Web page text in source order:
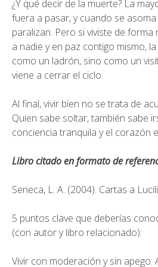
¿Y qué decir de la muerte? La
fuera a pasar, y cuando se
paralizan. Pero si viviste de forma
a nadie y en paz contigo mismo,
como un ladrón, sino como un
viene a cerrar el ciclo.
Al final, vivir bien no se trata de
Quien sabe soltar, también sabe
conciencia tranquila y el corazón
Libro citado en formato de
Seneca, L. A. (2004). Cartas a
5 puntos clave que deberías
(con autor y libro relacionado):
Vivir con moderación y sin apego: